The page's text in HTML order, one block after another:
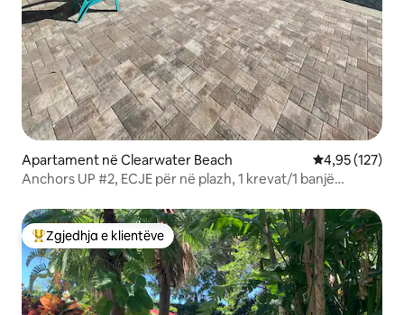
Apartament në Clearwater Beach Vlerësimi
4,95 (127)
Anchors UP #2, ECJE për në plazh, 1 krevat/1 banjë
Më të mirat e zgjedhjeve të klientëve
Zgjedhja e klientëve